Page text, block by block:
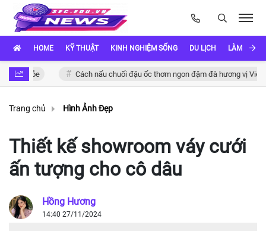
HOME KỸ THUẬT KINH NGHIỆM SỐNG DU LỊCH LÀM ĐẸP
Cách nấu chuối đậu ốc thơm ngon đậm đà hương vị Việt
Trang chủ Hình Ảnh Đẹp
Thiết kế showroom váy cưới
ấn tượng cho cô dâu
Hồng Hương
14:40 27/11/2024